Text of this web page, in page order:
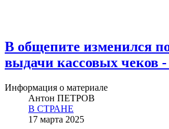
В общепите изменился
выдачи кассовых
Информация о материале
Антон ПЕТРОВ
В СТРАНЕ
17 марта 2025